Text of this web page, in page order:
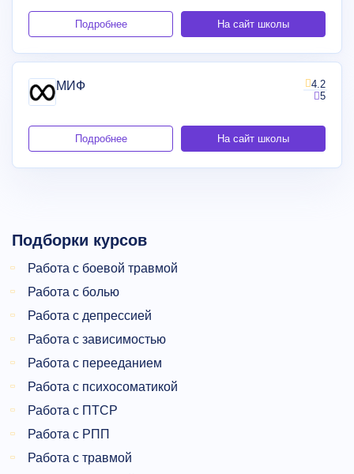
Подробнее На сайт школы
МИФ
4.2
5
Подробнее На сайт школы
Подборки курсов
Работа с боевой травмой
Работа с болью
Работа с депрессией
Работа с зависимостью
Работа с перееданием
Работа с психосоматикой
Работа с ПТСР
Работа с РПП
Работа с травмой